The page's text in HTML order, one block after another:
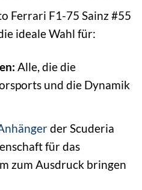
Ferrari F1-75 Sainz #55
ideale Wahl für:
Alle, die die
und die Dynamik
der Scuderia
für das
zum Ausdruck bringen